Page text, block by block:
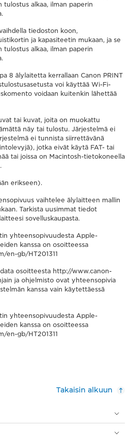
tulostus alkaa, ilman paperin
tiedoston koon,
ja kapasiteetin mukaan, ja se
tulostus alkaa, ilman paperin
8 älylaitetta kerrallaan Canon PRINT
voi käyttää Wi-Fi-
voidaan kuitenkin lähettää
tai kuvat, joita on muokattu
näy tai tulostu. Järjestelmä ei
ei tunnista siirrettävänä
jotka eivät käytä FAT- tai
tai joissa on Macintosh-tietokoneella
erikseen).
vaihtelee älylaitteen mallin
Tarkista uusimmat tiedot
sovelluskaupasta.
yhteensopivuudesta Apple-
kanssa on osoitteessa
en-gb/HT201311
osoitteesta http://www.canon-
ja ohjelmisto ovat yhteensopivia
kanssa vain käytettäessä
yhteensopivuudesta Apple-
kanssa on osoitteessa
en-gb/HT201311
Takaisin alkuun